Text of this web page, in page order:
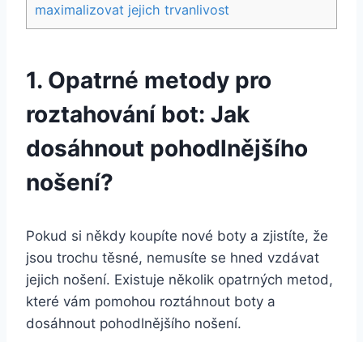
maximalizovat jejich trvanlivost
1. Opatrné metody pro⁢
roztahování bot:‍ Jak​
dosáhnout pohodlnějšího
nošení?
Pokud⁤ si​ někdy ​koupíte nové boty a ​zjistíte, že⁣
jsou⁣ trochu těsné, nemusíte se hned vzdávat
jejich nošení. Existuje několik ⁤opatrných metod,
které​ vám pomohou roztáhnout boty⁤ a
⁢dosáhnout⁤ pohodlnějšího nošení.